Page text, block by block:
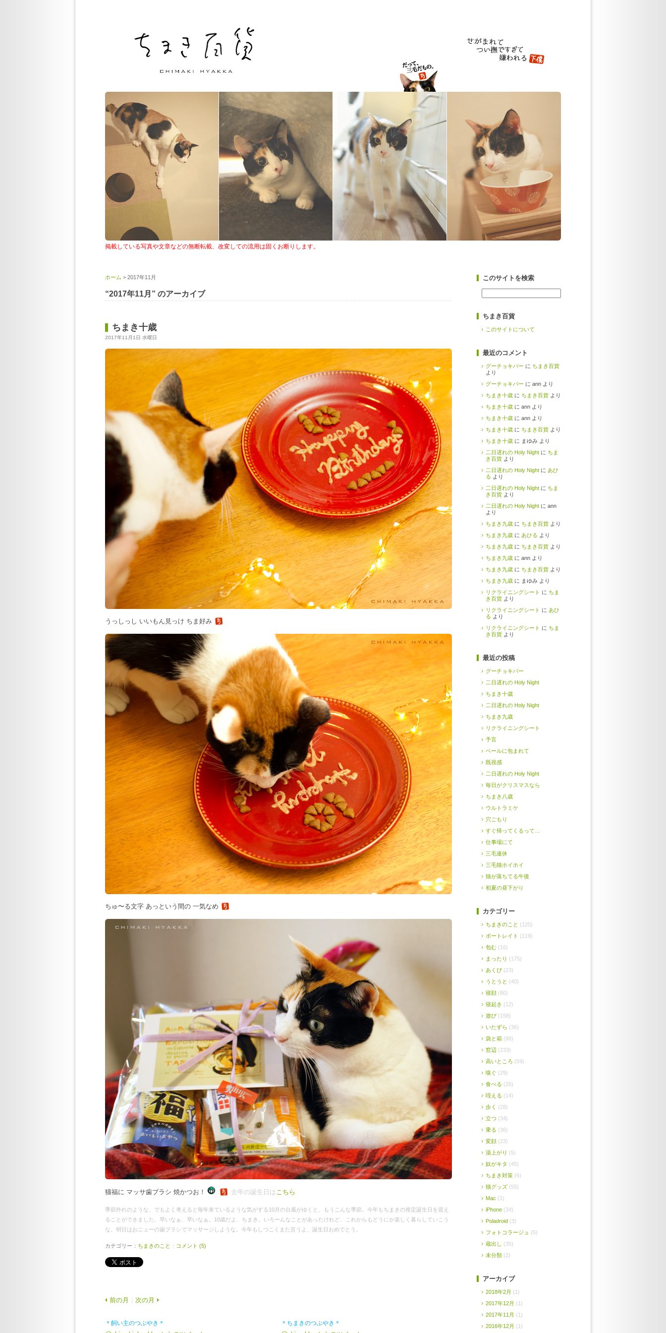
掲載している写真や文章などの無断転載、改変しての流用は固くお断りします。
ホーム > 2017年11月
“2017年11月” のアーカイブ
ちまき十歳
2017年11月1日 水曜日
うっしっし いいもん見っけ ちま好み
ちゅ〜る文字 あっという間の 一気なめ
猫福に マッサ歯ブラシ 焼かつお！ 去年の誕生日はこちら
季節外れのような、でもよく考えると毎年来ているような気がする10月の台風がゆくと、もうこんな季節。今年もちまきの推定誕生日を迎え
ることができました。早いなぁ、早いなぁ。10歳だよ、ちまき。いろーんなことがあったけれど、これからもどうにか楽しく暮らしていこう
な。明日はおニューの歯ブラシでマッサージしような。今年もしつこくまた言うよ、誕生日おめでとう。
カテゴリー： ちまきのこと コメント (5)
前の月 次の月
＊飼い主のつぶやき＊ ＊ちまきのつぶやき＊
このサイトを検索
ちまき百貨
このサイトについて
最近のコメント
グーチョキパー に ちまき百貨
より
グーチョキパー に ann より
ちまき十歳 に ちまき百貨 より
ちまき十歳 に ann より
ちまき十歳 に ann より
ちまき十歳 に ちまき百貨 より
ちまき十歳 に まゆみ より
二日遅れの Holy Night に ちま
き百貨 より
二日遅れの Holy Night に あひ
る より
二日遅れの Holy Night に ちま
き百貨 より
二日遅れの Holy Night に ann
より
ちまき九歳 に ちまき百貨 より
ちまき九歳 に あひる より
ちまき九歳 に ちまき百貨 より
ちまき九歳 に ann より
ちまき九歳 に ちまき百貨 より
ちまき九歳 に まゆみ より
リクライニングシート に ちま
き百貨 より
リクライニングシート に あひ
る より
リクライニングシート に ちま
き百貨 より
最近の投稿
グーチョキパー
二日遅れの Holy Night
ちまき十歳
二日遅れの Holy Night
ちまき九歳
リクライニングシート
予言
ベールに包まれて
既視感
二日遅れの Holy Night
毎日がクリスマスなら
ちまき八歳
ウルトラミケ
穴ごもり
すぐ帰ってくるって…
仕事場にて
三毛連休
三毛猫ホイホイ
猫が落ちてる午後
初夏の昼下がり
カテゴリー
ちまきのこと (125)
ポートレイト (119)
包む (16)
まったり (175)
あくび (23)
うとうと (40)
寝顔 (80)
寝起き (12)
遊び (158)
いたずら (36)
袋と箱 (88)
窓辺 (233)
高いところ (59)
嗅ぐ (29)
食べる (26)
咥える (14)
歩く
(28)
立つ (34)
乗る (36)
変顔 (23)
湯上がり (5)
奴がキタ (45)
ちまき対策 (6)
猫グッズ (55)
Mac (1)
iPhone (34)
Poladroid (3)
フォトコラージュ (5)
蔵出し (35)
未分類 (2)
アーカイブ
2018年2月 (1)
2017年12月 (1)
2017年11月 (1)
2016年12月 (1)